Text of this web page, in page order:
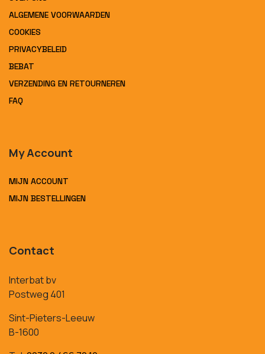
ALGEMENE VOORWAARDEN
COOKIES
PRIVACYBELEID
BEBAT
VERZENDING EN RETOURNEREN
FAQ
My Account
MIJN ACCOUNT
MIJN BESTELLINGEN
Contact
Interbat bv
Postweg 401
Sint-Pieters-Leeuw
B-1600